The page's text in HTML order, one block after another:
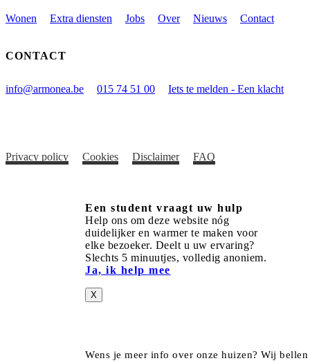
Wonen Extra diensten Jobs Over Nieuws Contact
CONTACT
info@armonea.be 015 74 51 00 Iets te melden - Een klacht
Privacy policy Cookies Disclaimer FAQ
Een student vraagt uw hulp
Help ons om deze website nóg
duidelijker en warmer te maken voor
elke bezoeker. Deelt u uw ervaring?
Slechts 5 minuutjes, volledig anoniem.
Ja, ik help mee
X
Wens je meer info over onze huizen? Wij bellen